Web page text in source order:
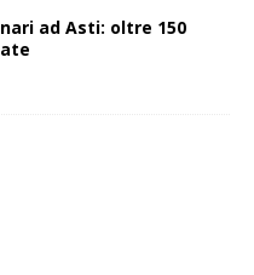
ad Asti: oltre 150